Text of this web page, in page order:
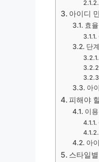
아이디
효
단
아
피해야
이
아
스타일